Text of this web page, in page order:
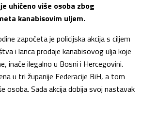
uhićeno više osoba zbog
kanabisovim uljem.
započeta je policijska akcija s ciljem
i lanca prodaje kanabisovog ulja koje
inače ilegalno u Bosni i Hercegovini.
u tri županije Federacije BiH, a tom
osoba. Sada akcija dobija svoj nastavak